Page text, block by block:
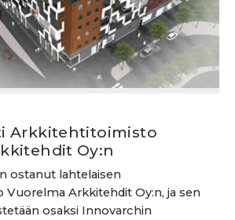
Arkkitehtitoimisto
Oy:n
ostanut lahtelaisen
Arkkitehdit Oy:n, ja sen
osaksi Innovarchin